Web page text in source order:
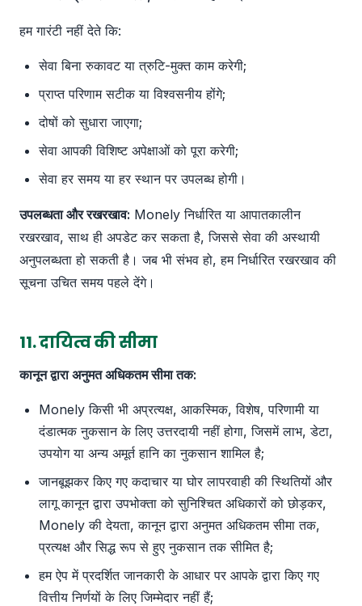
हम गारंटी नहीं देते कि:
सेवा बिना रुकावट या त्रुटि-मुक्त काम करेगी;
प्राप्त परिणाम सटीक या विश्वसनीय होंगे;
दोषों को सुधारा जाएगा;
सेवा आपकी विशिष्ट अपेक्षाओं को पूरा करेगी;
सेवा हर समय या हर स्थान पर उपलब्ध होगी।
उपलब्धता और रखरखाव: Monely निर्धारित या आपातकालीन
रखरखाव, साथ ही अपडेट कर सकता है, जिससे सेवा की अस्थायी
अनुपलब्धता हो सकती है। जब भी संभव हो, हम निर्धारित रखरखाव की
सूचना उचित समय पहले देंगे।
11. दायित्व की सीमा
कानून द्वारा अनुमत अधिकतम सीमा तक:
Monely किसी भी अप्रत्यक्ष, आकस्मिक, विशेष, परिणामी या
दंडात्मक नुकसान के लिए उत्तरदायी नहीं होगा, जिसमें लाभ, डेटा,
उपयोग या अन्य अमूर्त हानि का नुकसान शामिल है;
जानबूझकर किए गए कदाचार या घोर लापरवाही की स्थितियों और
लागू कानून द्वारा उपभोक्ता को सुनिश्चित अधिकारों को छोड़कर,
Monely की देयता, कानून द्वारा अनुमत अधिकतम सीमा तक,
प्रत्यक्ष और सिद्ध रूप से हुए नुकसान तक सीमित है;
हम ऐप में प्रदर्शित जानकारी के आधार पर आपके द्वारा किए गए
वित्तीय निर्णयों के लिए जिम्मेदार नहीं हैं;